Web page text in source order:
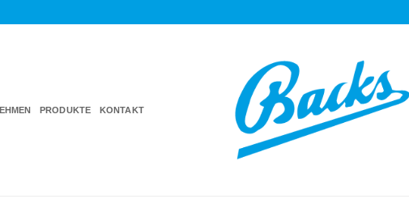
PRODUKTE KONTAKT